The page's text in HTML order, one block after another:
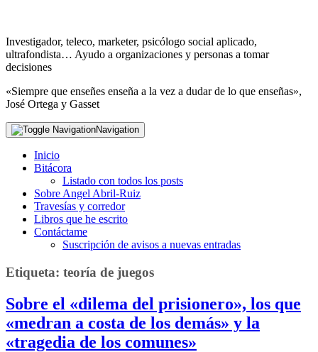
Investigador, teleco, marketer, psicólogo social aplicado,
ultrafondista… Ayudo a organizaciones y personas a tomar
decisiones
«Siempre que enseñes enseña a la vez a dudar de lo que enseñas»,
José Ortega y Gasset
Navigation
Inicio
Bitácora
Listado con todos los posts
Sobre Angel Abril-Ruiz
Travesías y corredor
Libros que he escrito
Contáctame
Suscripción de avisos a nuevas entradas
Etiqueta: teoría de juegos
Sobre el «dilema del prisionero», los que
«medran a costa de los demás» y la
«tragedia de los comunes»